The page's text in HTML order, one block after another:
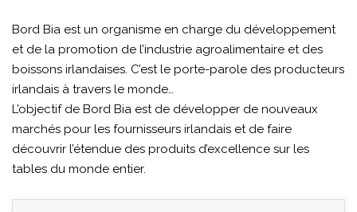
Bord Bia est un organisme en charge du développement
et de la promotion de l’industrie agroalimentaire et des
boissons irlandaises. C’est le porte-parole des producteurs
irlandais à travers le monde…
L’objectif de Bord Bia est de développer de nouveaux
marchés pour les fournisseurs irlandais et de faire
découvrir l’étendue des produits d’excellence sur les
tables du monde entier.